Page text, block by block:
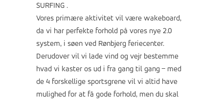
SURFING .
Vores primære aktivitet vil være wakeboard,
da vi har perfekte forhold på vores nye 2.0
system, i søen ved Rønbjerg feriecenter.
Derudover vil vi lade vind og vejr bestemme
hvad vi kaster os ud i fra gang til gang – med
de 4 forskellige sportsgrene vil vi altid have
mulighed for at få gode forhold, men du skal